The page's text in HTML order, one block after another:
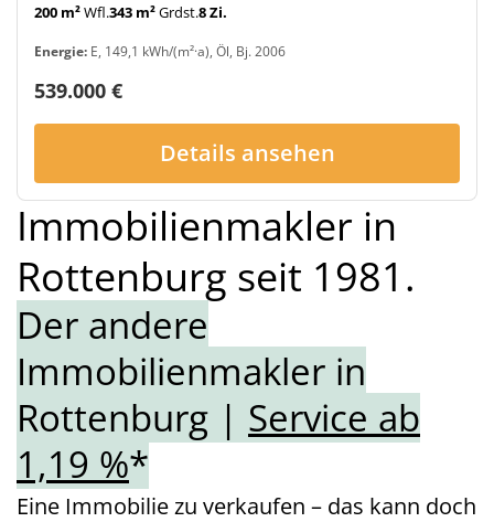
200 m²Wfl.343 m²Grdst.8 Zi.
Energie: E, 149,1 kWh/(m²·a), Öl, Bj. 2006
539.000 €
Details ansehen
Immobilienmakler in
Rottenburg seit 1981.
Der andere
Immobilienmakler in
Rottenburg | Service ab
1,19 %*
Eine Immobilie zu verkaufen – das kann doch